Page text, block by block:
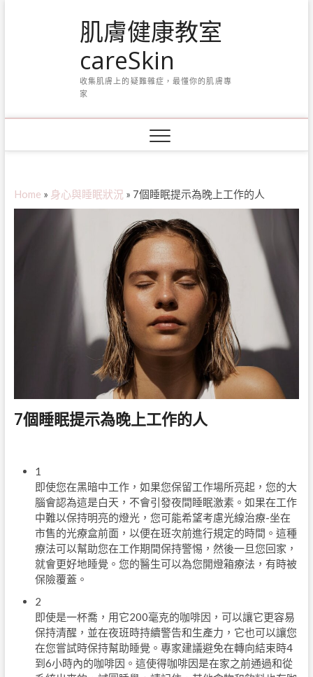
肌膚健康教室
careSkin
收集肌膚上的疑難雜症，最懂你的肌膚專
家
Home » 身心與睡眠狀況 » 7個睡眠提示為晚上工作的人
7個睡眠提示為晚上工作的人
1
即使您在黑暗中工作，如果您保留工作場所亮起，您的大
腦會認為這是白天，不會引發夜間睡眠激素。如果在工作
中難以保持明亮的燈光，您可能希望考慮光線治療-坐在
市售的光療盒前面，以便在班次前進行規定的時間。這種
療法可以幫助您在工作期間保持警惕，然後一旦您回家，
就會更好地睡覺。您的醫生可以為您開燈箱療法，有時被
保險覆蓋。
2
即使是一杯喬，用它200毫克的咖啡因，可以讓它更容易
保持清醒，並在夜班時持續警告和生產力，它也可以讓您
在您嘗試時保持幫助睡覺。專家建議避免在轉向結束時4
到6小時內的咖啡因。這使得咖啡因是在家之前通過和從